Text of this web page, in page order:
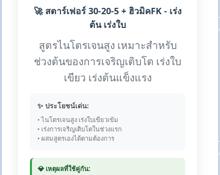
🚀 สตาร์เฟอร์ 30-20-5 + ฮิวมิคFK - เร่ง
ต้น เร่งใบ
สูตรไนโตรเจนสูง เหมาะสำหรับ
ช่วงต้นของการเจริญเติบโต เร่งใบ
เขียว เร่งต้นแข็งแรง
✨ ประโยชน์เด่น:
• ไนโตรเจนสูง เร่งใบเขียวเข้ม
• เร่งการเจริญเติบโตในช่วงแรก
• ผสมสูตรเองได้ตามต้องการ
💎 เหตุผลที่ใช้คู่กัน: